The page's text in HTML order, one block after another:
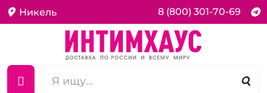
Никель 8 (800) 301-70-69